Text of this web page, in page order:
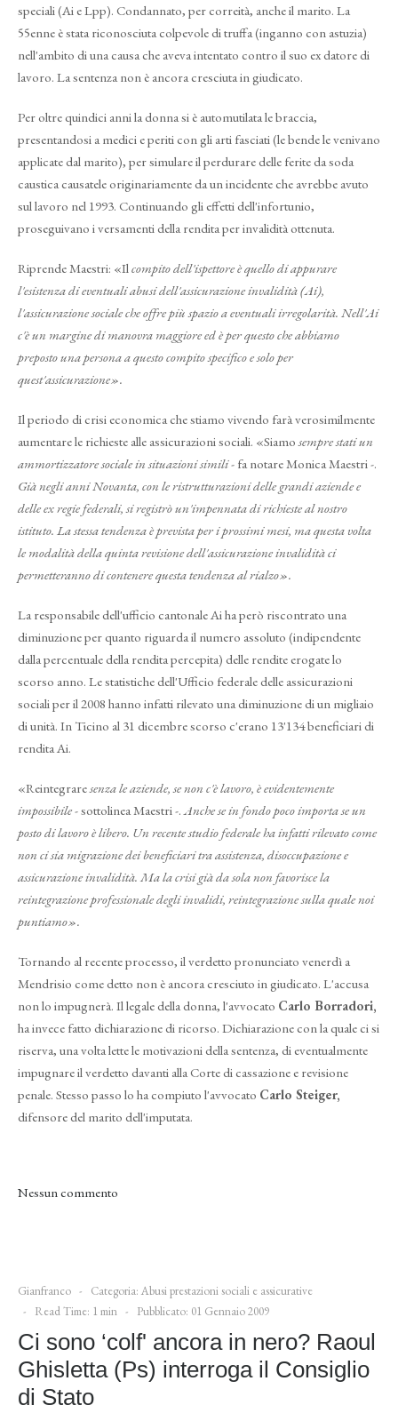
speciali (Ai e Lpp). Condannato, per correità, anche il marito. La
55enne è stata riconosciuta colpevole di truffa (inganno con astuzia)
nell'ambito di una causa che aveva intentato contro il suo ex datore di
lavoro. La sentenza non è ancora cresciuta in giudicato.
Per oltre quindici anni la donna si è automutilata le braccia,
presentandosi a medici e periti con gli arti fasciati (le bende le venivano
applicate dal marito), per simulare il perdurare delle ferite da soda
caustica causatele originariamente da un incidente che avrebbe avuto
sul lavoro nel 1993. Continuando gli effetti dell'infortunio,
proseguivano i versamenti della rendita per invalidità ottenuta.
Riprende Maestri: «Il compito dell'ispettore è quello di appurare
l'esistenza di eventuali abusi dell'assicurazione invalidità (Ai),
l'assicurazione sociale che offre più spazio a eventuali irregolarità. Nell'Ai
c'è un margine di manovra maggiore ed è per questo che abbiamo
preposto una persona a questo compito specifico e solo per
quest'assicurazione».
Il periodo di crisi economica che stiamo vivendo farà verosimilmente
aumentare le richieste alle assicurazioni sociali. «Siamo sempre stati un
ammortizzatore sociale in situazioni simili- fa notare Monica Maestri -.
Già negli anni Novanta, con le ristrutturazioni delle grandi aziende e
delle ex regie federali, si registrò un'impennata di richieste al nostro
istituto. La stessa tendenza è prevista per i prossimi mesi, ma questa volta
le modalità della quinta revisione dell'assicurazione invalidità ci
permetteranno di contenere questa tendenza al rialzo».
La responsabile dell'ufficio cantonale Ai ha però riscontrato una
diminuzione per quanto riguarda il numero assoluto (indipendente
dalla percentuale della rendita percepita) delle rendite erogate lo
scorso anno. Le statistiche dell'Ufficio federale delle assicurazioni
sociali per il 2008 hanno infatti rilevato una diminuzione di un migliaio
di unità. In Ticino al 31 dicembre scorso c'erano 13'134 beneficiari di
rendita Ai.
«Reintegrare senza le aziende, se non c'è lavoro, è evidentemente
impossibile- sottolinea Maestri -. Anche se in fondo poco importa se un
posto di lavoro è libero. Un recente studio federale ha infatti rilevato come
non ci sia migrazione dei beneficiari tra assistenza, disoccupazione e
assicurazione invalidità. Ma la crisi già da sola non favorisce la
reintegrazione professionale degli invalidi, reintegrazione sulla quale noi
puntiamo».
Tornando al recente processo, il verdetto pronunciato venerdì a
Mendrisio come detto non è ancora cresciuto in giudicato. L'accusa
non lo impugnerà. Il legale della donna, l'avvocato Carlo Borradori,
ha invece fatto dichiarazione di ricorso. Dichiarazione con la quale ci si
riserva, una volta lette le motivazioni della sentenza, di eventualmente
impugnare il verdetto davanti alla Corte di cassazione e revisione
penale. Stesso passo lo ha compiuto l'avvocato Carlo Steiger,
difensore del marito dell'imputata.
Nessun commento
Gianfranco Categoria: Abusi prestazioni sociali e assicurative
Read Time: 1 min
Pubblicato: 01 Gennaio 2009
Ci sono ‘colf' ancora in nero? Raoul
Ghisletta (Ps) interroga il Consiglio
di Stato